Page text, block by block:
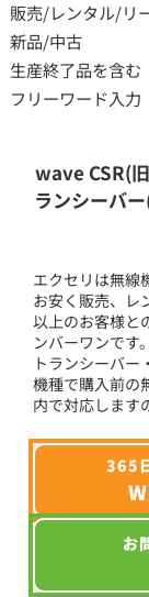
販売/レンタル/リ
新品/中古
生産終了品を含む
フリーワード入力
wave CSR(
ランシーバ
エクセリは無線
お安く販売、レ
以上のお客様と
ンバーワンです
トランシーバ
機種で購入前の
内で対応します
365
お